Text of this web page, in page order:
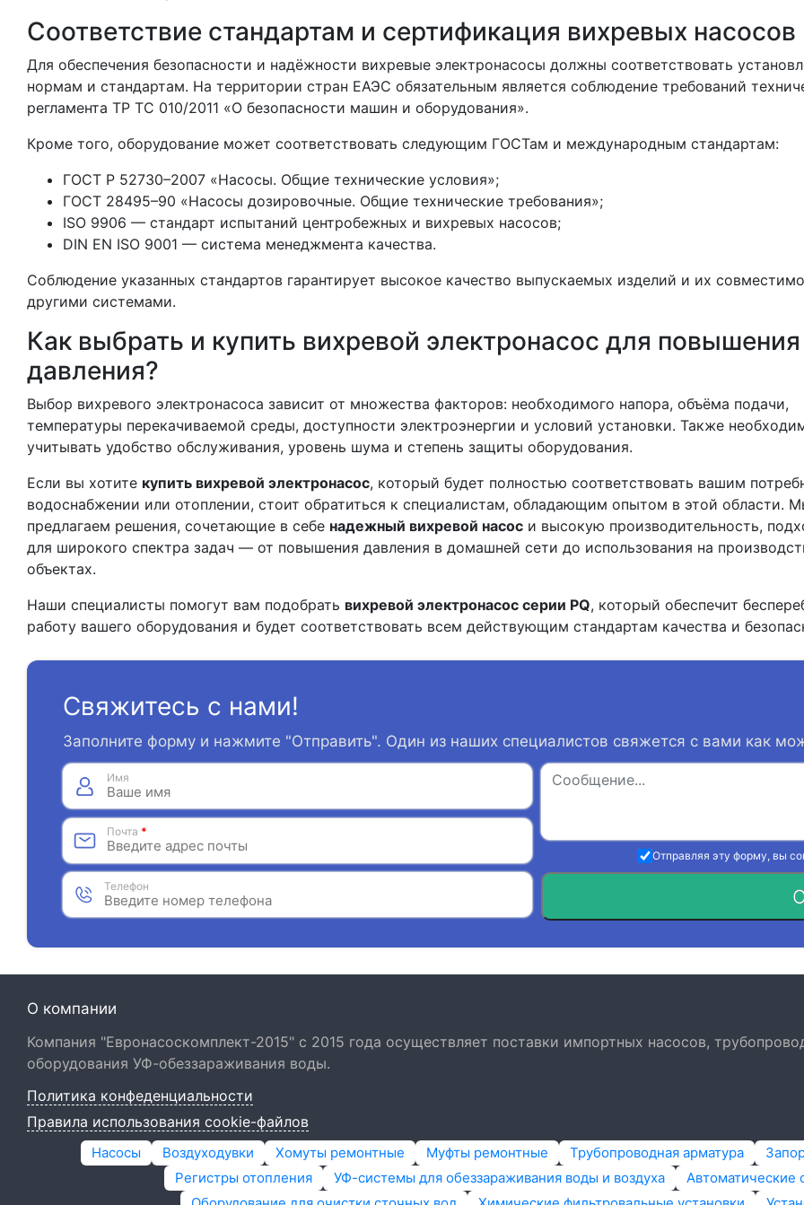
Соответствие стандартам и сертификация вихревых насосов
Для обеспечения безопасности и надёжности вихревые электронасосы должны соответствовать
нормам и стандартам. На территории стран ЕАЭС обязательным является соблюдение требований
регламента ТР ТС 010/2011 «О безопасности машин и оборудования».
Кроме того, оборудование может соответствовать следующим ГОСТам и международным стандартам:
ГОСТ Р 52730–2007 «Насосы. Общие технические условия»;
ГОСТ 28495–90 «Насосы дозировочные. Общие технические требования»;
ISO 9906 — стандарт испытаний центробежных и вихревых насосов;
DIN EN ISO 9001 — система менеджмента качества.
Соблюдение указанных стандартов гарантирует высокое качество выпускаемых изделий и их
другими системами.
Как выбрать и купить вихревой электронасос для повышения
давления?
Выбор вихревого электронасоса зависит от множества факторов: необходимого напора, объёма подачи,
температуры перекачиваемой среды, доступности электроэнергии и условий установки. Также
учитывать удобство обслуживания, уровень шума и степень защиты оборудования.
Если вы хотите купить вихревой электронасос, который будет полностью соответствовать вашим
водоснабжении или отоплении, стоит обратиться к специалистам, обладающим опытом в этой области.
предлагаем решения, сочетающие в себе надежный вихревой насос и высокую производительность,
для широкого спектра задач — от повышения давления в домашней сети до использования на
объектах.
Наши специалисты помогут вам подобрать вихревой электронасос серии PQ, который обеспечит
работу вашего оборудования и будет соответствовать всем действующим стандартам качества и
Свяжитесь с нами!
Заполните форму и нажмите "Отправить". Один из наших специалистов свяжется с вами как
Имя
Почта *
Телефон
Отправляя эту форму, вы
О компании
Компания "Евронасоскомплект-2015" с 2015 года осуществляет поставки импортных насосов,
оборудования УФ-обеззараживания воды.
Политика конфеденциальности
Правила использования cookie-файлов
Насосы Воздуходувки Хомуты ремонтные Муфты ремонтные Трубопроводная арматура
Регистры отопления
УФ-системы для обеззараживания воды и воздуха
Автоматические